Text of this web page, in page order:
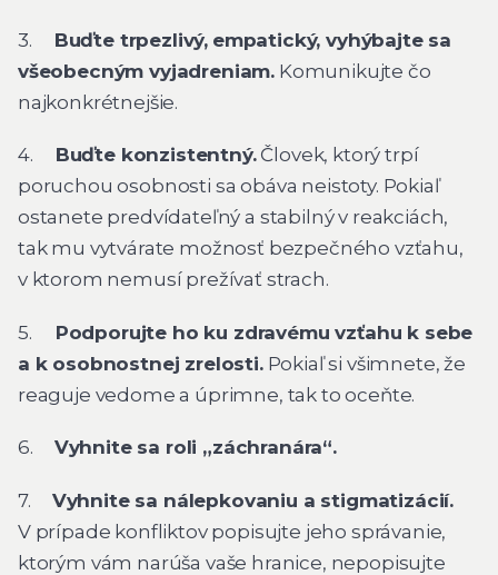
3. Buďte trpezlivý, empatický, vyhýbajte sa
všeobecným vyjadreniam. Komunikujte čo
najkonkrétnejšie.
4. Buďte konzistentný.Človek, ktorý trpí
poruchou osobnosti sa obáva neistoty. Pokiaľ
ostanete predvídateľný a stabilný v reakciách,
tak mu vytvárate možnosť bezpečného vzťahu,
v ktorom nemusí prežívať strach.
5.
Podporujte ho ku zdravému vzťahu k sebe
a k osobnostnej zrelosti.Pokiaľ si všimnete, že
reaguje vedome a úprimne, tak to oceňte.
6. Vyhnite sa roli „záchranára“.
7. Vyhnite sa nálepkovaniu a stigmatizácií.
V prípade konfliktov popisujte jeho správanie,
ktorým vám narúša vaše hranice, nepopisujte